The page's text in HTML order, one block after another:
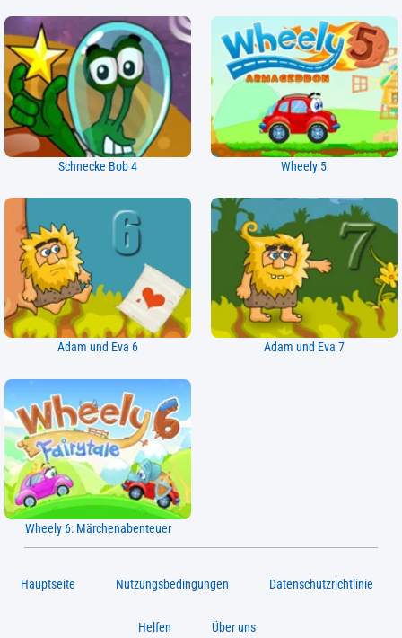
Schnecke Bob 4 Wheely 5
Adam und Eva 6 Adam und Eva 7
Wheely 6: Märchenabenteuer
Hauptseite Nutzungsbedingungen Datenschutzrichtlinie
Helfen Über uns